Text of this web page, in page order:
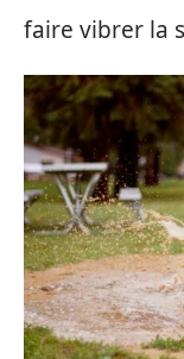
faire vibrer la